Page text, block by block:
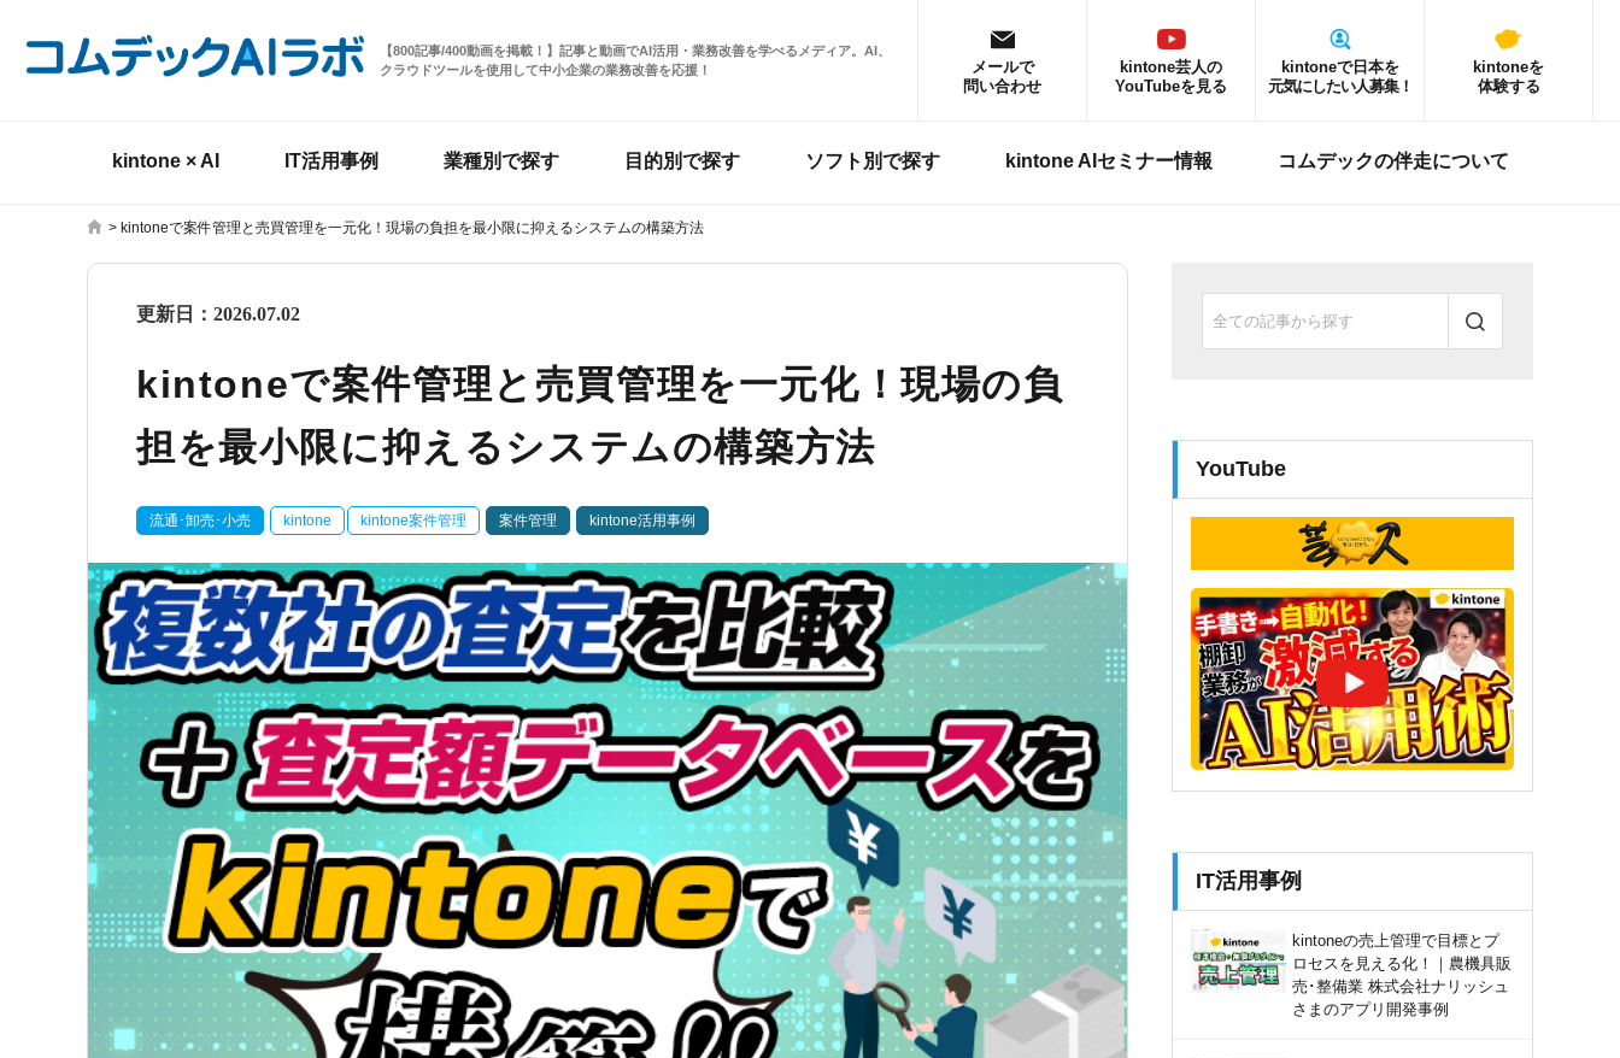
【800記事/400動画を掲載！】記事と動画でAI活用・業務改善を学べるメディア。AI、
クラウドツールを使用して中小企業の業務改善を応援！
メールで
問い合わせ
kintone芸人の
YouTubeを見る
kintoneで日本を
元気にしたい人募集！
kintoneを
体験する
kintone × AI IT活用事例 業種別で探す 目的別で探す ソフト別で探す kintone AIセミナー情報 コムデックの伴走について
> kintoneで案件管理と売買管理を一元化！現場の負担を最小限に抑えるシステムの構築方法
更新日： 2026.07.02
kintoneで案件管理と売買管理を一元化！現場の負
担を最小限に抑えるシステムの構築方法
流通･卸売･小売 kintone kintone案件管理 案件管理 kintone活用事例
YouTube
IT活用事例
kintoneの売上管理で目標とプ
ロセスを見える化！｜農機具販
売･整備業 株式会社ナリッシュ
さまのアプリ開発事例